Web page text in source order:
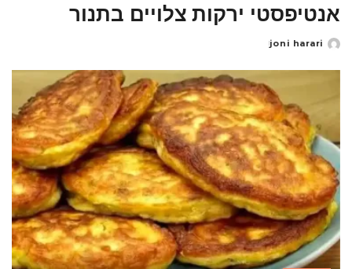
אנטיפסטי ירקות צלויים בתנור
Posted
joni harari